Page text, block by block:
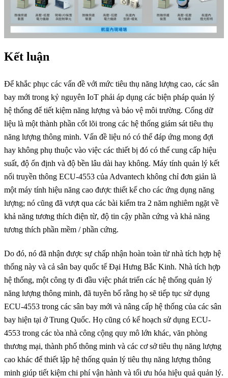
Kết luận
Để khắc phục các vấn đề với mức tiêu thụ năng lượng cao, các sân
bay mới trong kỷ nguyên IoT phải áp dụng các biện pháp quản lý
hệ thống để tiết kiệm năng lượng và bảo vệ môi trường. Cổng dữ
liệu là một thành phần cốt lõi trong các hệ thống giám sát tiêu thụ
năng lượng thông minh. Vấn đề liệu nó có thể đáp ứng mong đợi
hay không phụ thuộc vào việc các thiết bị đó có thể cung cấp hiệu
suất, độ ổn định và độ bền lâu dài hay không. Máy tính quản lý kết
nối truyền thông ECU-4553 của Advantech không chỉ đơn giản là
một máy tính hiệu năng cao được thiết kế cho các ứng dụng năng
lượng; nó cũng đã vượt qua các bài kiểm tra 2 năm nghiêm ngặt về
khả năng tương thích điện từ, độ tin cậy phần cứng và khả năng
tương thích phần mềm / phần cứng.
Do đó, nó đã nhận được sự chấp nhận hoàn toàn từ nhà tích hợp hệ
thống này và cả sân bay quốc tế Đại Hưng Bắc Kinh. Nhà tích hợp
hệ thống, một công ty đi đầu việc phát triển các hệ thống quản lý
năng lượng thông minh, đã tuyên bố rằng họ sẽ tiếp tục sử dụng
ECU-4553 trong các sân bay mới và nâng cấp hệ thống của các sân
bay hiện tại ở Trung Quốc. Họ cũng có kế hoạch sử dụng ECU-
4553 trong các tòa nhà công cộng quy mô lớn khác, văn phòng
thương mại, thành phố thông minh và các cơ sở tiêu thụ năng lượng
cao khác để thiết lập hệ thống quản lý tiêu thụ năng lượng thông
minh giúp tiết kiệm chi phí vận hành và tối ưu hóa hiệu quả quản lý.